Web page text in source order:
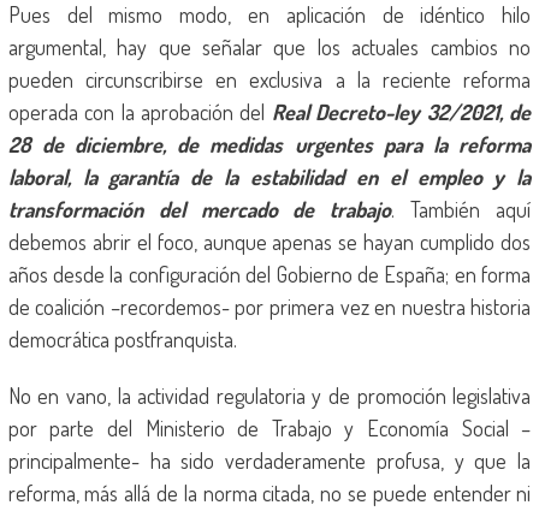
Pues del mismo modo, en aplicación de idéntico hilo
argumental, hay que señalar que los actuales cambios no
pueden circunscribirse en exclusiva a la reciente reforma
operada con la aprobación del Real Decreto-ley 32/2021, de
28 de diciembre, de medidas urgentes para la reforma
laboral, la garantía de la estabilidad en el empleo y la
transformación del mercado de trabajo. También aquí
debemos abrir el foco, aunque apenas se hayan cumplido dos
años desde la configuración del Gobierno de España; en forma
de coalición –recordemos- por primera vez en nuestra historia
democrática postfranquista.
No en vano, la actividad regulatoria y de promoción legislativa
por parte del Ministerio de Trabajo y Economía Social –
principalmente- ha sido verdaderamente profusa, y que la
reforma, más allá de la norma citada, no se puede entender ni